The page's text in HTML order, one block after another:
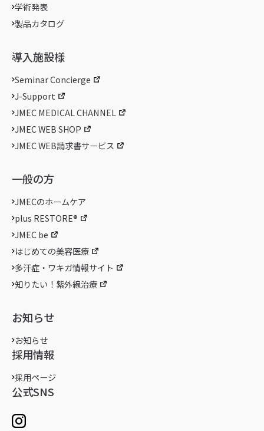
学術発表
製品カタログ
導入施設様
Seminar Concierge
J-Support
JMEC MEDICAL CHANNEL
JMEC WEB SHOP
JMEC WEB請求書サービス
一般の方
JMECのホームケア
plus RESTORE®
JMEC be
はじめての美容医療
多汗症・ワキガ情報サイト
知りたい！紫外線治療
お知らせ
お知らせ
採用情報
採用ページ
公式SNS